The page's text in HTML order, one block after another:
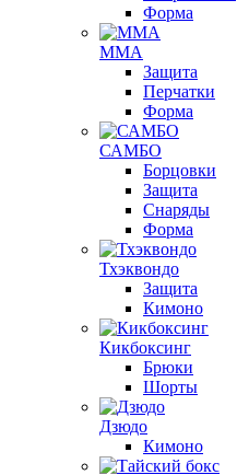
Форма
ММА
Защита
Перчатки
Форма
САМБО
Борцовки
Защита
Снаряды
Форма
Тхэквондо
Защита
Кимоно
Кикбоксинг
Брюки
Шорты
Дзюдо
Кимоно